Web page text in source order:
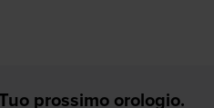
prossimo orologio.